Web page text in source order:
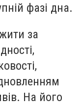
фазі дна.
за
На його